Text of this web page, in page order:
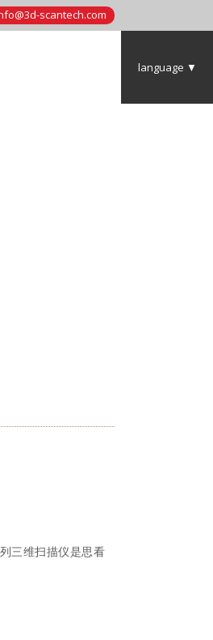
scantech.com
language ▼
三维扫描仪是思看